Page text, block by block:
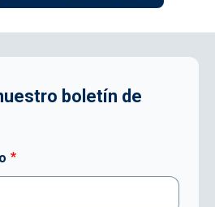
boletín de